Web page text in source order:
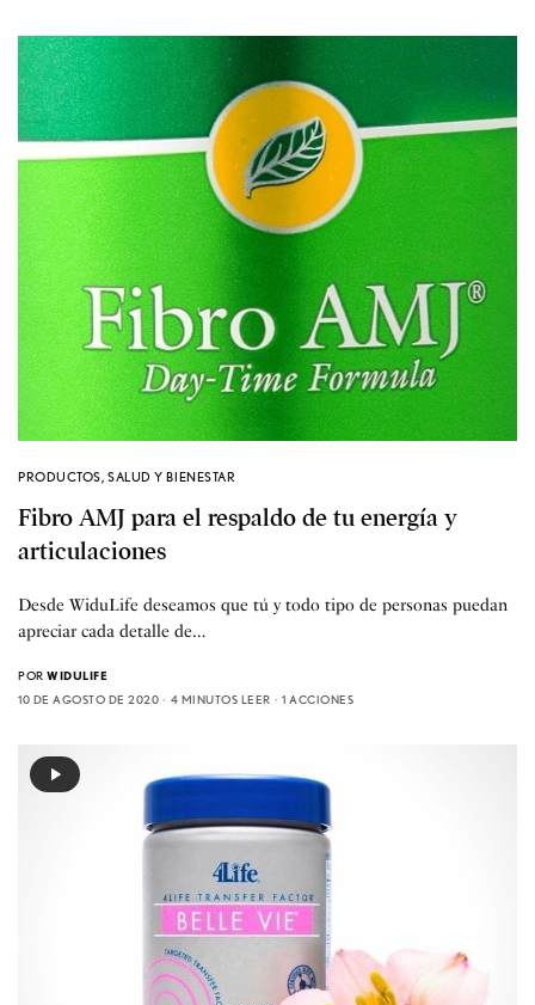
PRODUCTOS,SALUD Y BIENESTAR
Fibro AMJ para el respaldo de tu energía y
articulaciones
Desde WiduLife deseamos que tú y todo tipo de personas puedan
apreciar cada detalle de…
POR WIDULIFE
10 DE AGOSTO DE 2020
4 MINUTOS LEER 1 ACCIONES